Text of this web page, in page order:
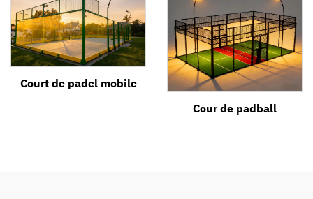
Court de padel mobile
Cour de padball